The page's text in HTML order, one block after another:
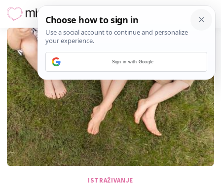
ISTRAŽIVANJE
Sign in with Google